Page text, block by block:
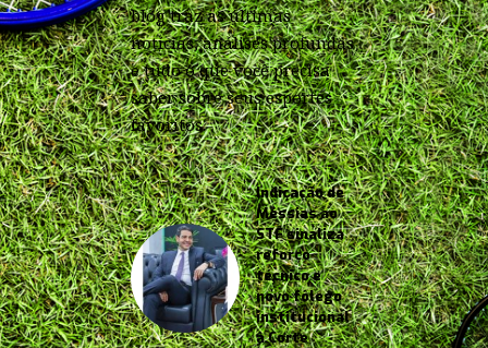
blog traz as últimas
notícias, análises profundas
e tudo o que você precisa
saber sobre seus esportes
favoritos.
Indicação de
Messias ao
STF sinaliza
reforço
técnico e
novo fôlego
institucional
à Corte